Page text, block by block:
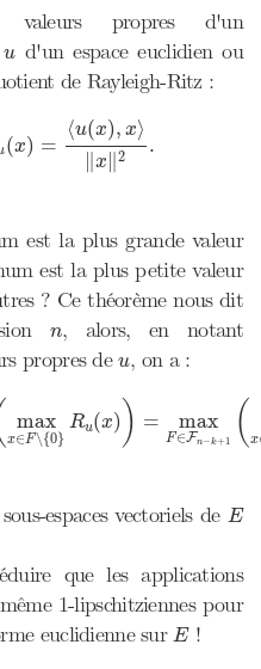
propres d'un
u
ud'un espace euclidien ou
de Rayleigh-Ritz :
(x) =
⟨u(x), x⟩
∥x ∥2 .
),x⟩‖x ‖2.
est la plus grande valeur
est la plus petite valeur
? Ce théorème nous dit
n
n, alors, en notant
propres deu
u, on a :
max
x∈F∖ {0}
Ru(x) ) = max
F∈Fn−k+ 1 ( x
k( 0} max
espaces vectoriels de E
E
que les applications
1-lipschitziennes pour
euclidienne surE
E!